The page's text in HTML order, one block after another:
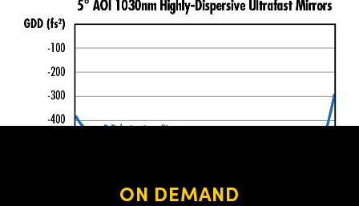
ON DEMAND